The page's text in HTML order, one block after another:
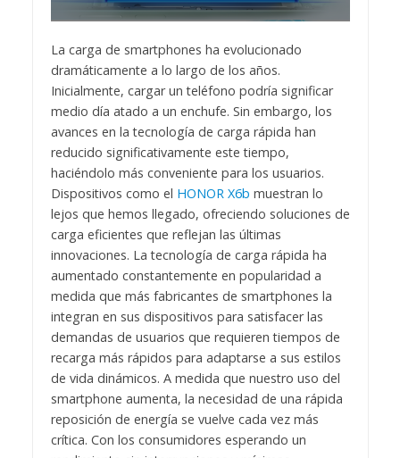
La carga de smartphones ha evolucionado
dramáticamente a lo largo de los años.
Inicialmente, cargar un teléfono podría significar
medio día atado a un enchufe. Sin embargo, los
avances en la tecnología de carga rápida han
reducido significativamente este tiempo,
haciéndolo más conveniente para los usuarios.
Dispositivos como el HONOR X6b muestran lo
lejos que hemos llegado, ofreciendo soluciones de
carga eficientes que reflejan las últimas
innovaciones. La tecnología de carga rápida ha
aumentado constantemente en popularidad a
medida que más fabricantes de smartphones la
integran en sus dispositivos para satisfacer las
demandas de usuarios que requieren tiempos de
recarga más rápidos para adaptarse a sus estilos
de vida dinámicos. A medida que nuestro uso del
smartphone aumenta, la necesidad de una rápida
reposición de energía se vuelve cada vez más
crítica. Con los consumidores esperando un